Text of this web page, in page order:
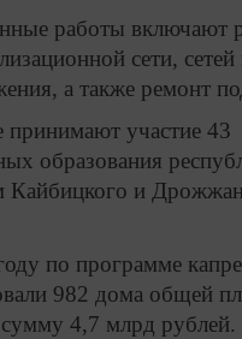
работы включают
сети,
а также ремонт
участие 43
образования
Кайбицкого и
по программе
982 дома общей
4,7 млрд